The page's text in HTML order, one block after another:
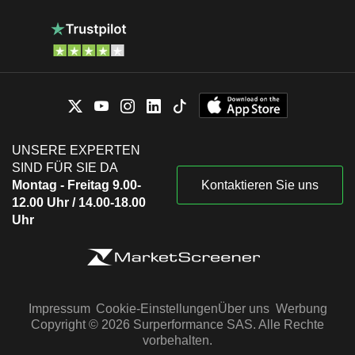
UNSERE EXPERTEN
SIND FÜR SIE DA
Montag - Freitag 9.00-
12.00 Uhr / 14.00-18.00
Uhr
Kontaktieren Sie uns
Impressum Cookie-EinstellungenÜber uns Werbung
Copyright © 2026 Surperformance SAS. Alle Rechte
vorbehalten.